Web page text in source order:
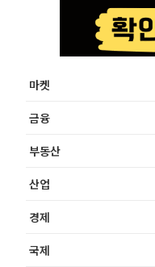
마켓
금융
부동산
산업
경제
국제